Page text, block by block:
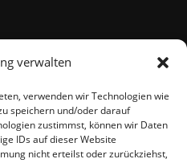
verwalten
verwenden wir Technologien wie
speichern und/oder darauf
zustimmst, können wir Daten
IDs auf dieser Website
nicht erteilst oder zurückziehst,